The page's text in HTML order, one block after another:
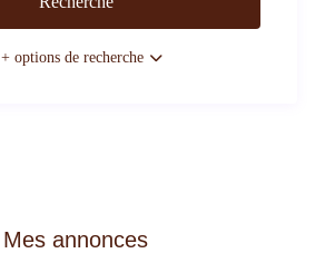
+ options de recherche
Mes annonces